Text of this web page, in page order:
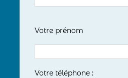
Votre prénom
Votre téléphone :